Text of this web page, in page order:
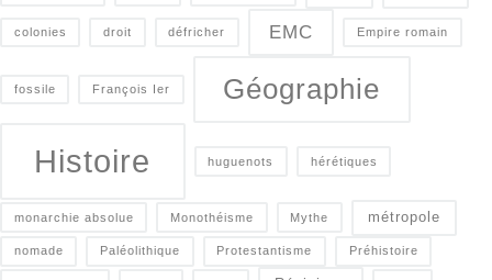
colonies droit défricher EMC Empire romain
fossile François Ier Géographie
Histoire huguenots hérétiques
monarchie absolue Monothéisme Mythe métropole
nomade Paléolithique Protestantisme Préhistoire